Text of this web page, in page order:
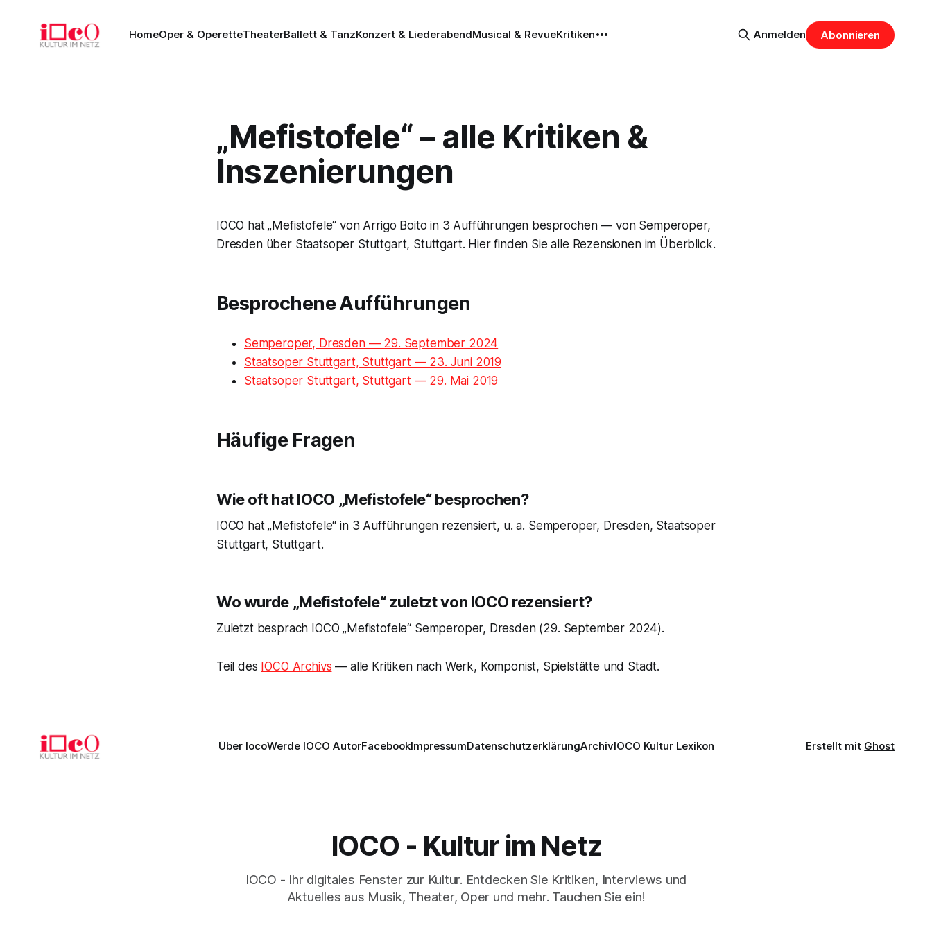
HomeOper & OperetteTheaterBallett & TanzKonzert & LiederabendMusical & RevueKritiken Anmelden Abonnieren
„Mefistofele“ – alle Kritiken &
Inszenierungen
IOCO hat „Mefistofele“ von Arrigo Boito in 3 Aufführungen besprochen — von Semperoper,
Dresden über Staatsoper Stuttgart, Stuttgart. Hier finden Sie alle Rezensionen im Überblick.
Besprochene Aufführungen
Semperoper, Dresden — 29. September 2024
Staatsoper Stuttgart, Stuttgart — 23. Juni 2019
Staatsoper Stuttgart, Stuttgart — 29. Mai 2019
Häufige Fragen
Wie oft hat IOCO „Mefistofele“ besprochen?
IOCO hat „Mefistofele“ in 3 Aufführungen rezensiert, u. a. Semperoper, Dresden, Staatsoper
Stuttgart, Stuttgart.
Wo wurde „Mefistofele“ zuletzt von IOCO rezensiert?
Zuletzt besprach IOCO „Mefistofele“ Semperoper, Dresden (29. September 2024).
Teil des IOCO Archivs — alle Kritiken nach Werk, Komponist, Spielstätte und Stadt.
Über IocoWerde IOCO AutorFacebookImpressumDatenschutzerklärungArchivIOCO Kultur Lexikon Erstellt mit Ghost
IOCO - Kultur im Netz
IOCO - Ihr digitales Fenster zur Kultur. Entdecken Sie Kritiken, Interviews und
Aktuelles aus Musik, Theater, Oper und mehr. Tauchen Sie ein!